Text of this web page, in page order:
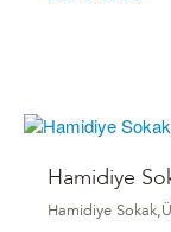
Hamidiye
Hamidiye